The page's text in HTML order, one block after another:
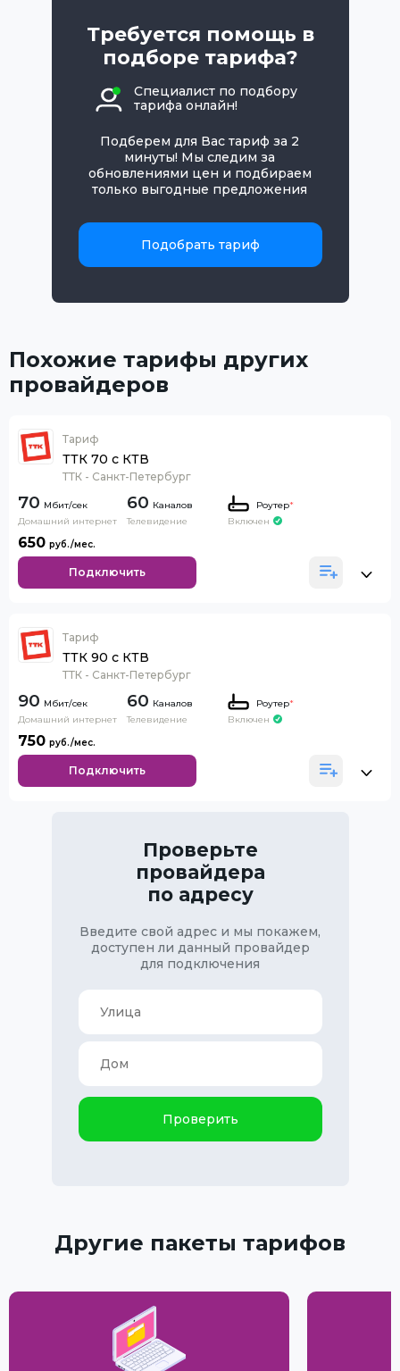
Требуется помощь в
подборе тарифа?
Специалист по подбору
тарифа онлайн!
Подберем для Вас тариф за 2
минуты! Мы следим за
обновлениями цен и подбираем
только выгодные предложения
Подобрать тариф
Похожие тарифы других
провайдеров
Тариф
ТТК 70 с КТВ
ТТК - Санкт-Петербург
70
Домашний интернет
60 Каналов
Телевидение
Роутер*
Включен
650
Подключить
Тариф
ТТК 90 с КТВ
ТТК - Санкт-Петербург
90
Домашний интернет
60 Каналов
Телевидение
Роутер*
Включен
750
Подключить
Проверьте
провайдера
по адресу
Введите свой адрес и мы покажем,
доступен ли данный провайдер
для подключения
Проверить
Другие пакеты тарифов